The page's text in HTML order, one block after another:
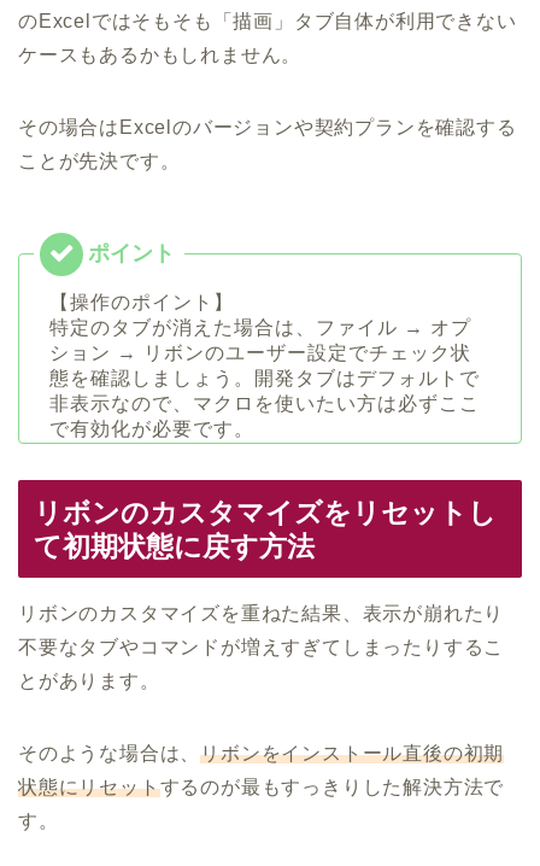
のExcelではそもそも「描画」タブ自体が利用できない
ケースもあるかもしれません。
その場合はExcelのバージョンや契約プランを確認する
ことが先決です。
【操作のポイント】
特定のタブが消えた場合は、ファイル → オプ
ション → リボンのユーザー設定でチェック状
態を確認しましょう。開発タブはデフォルトで
非表示なので、マクロを使いたい方は必ずここ
で有効化が必要です。
リボンのカスタマイズをリセットし
て初期状態に戻す方法
リボンのカスタマイズを重ねた結果、表示が崩れたり
不要なタブやコマンドが増えすぎてしまったりするこ
とがあります。
そのような場合は、リボンをインストール直後の初期
状態にリセットするのが最もすっきりした解決方法で
す。